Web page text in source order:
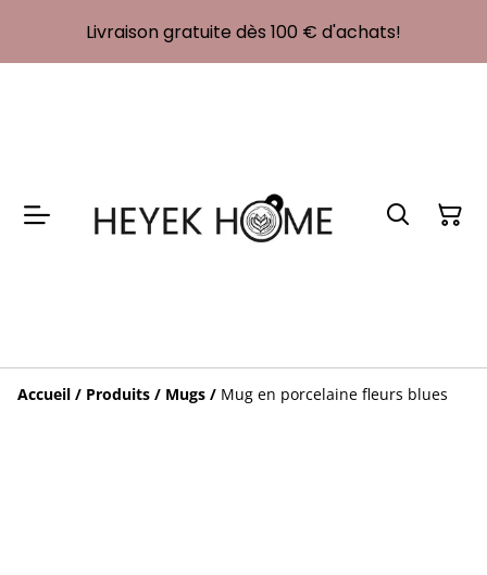
Livraison gratuite dès 100 € d'achats!
Accueil / Produits / Mugs / Mug en porcelaine fleurs blues